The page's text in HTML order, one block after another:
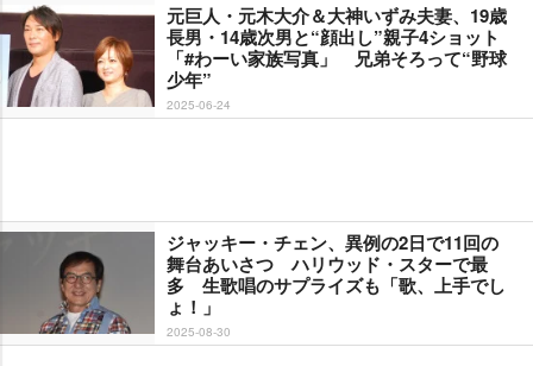
元巨人・元木大介＆大神いずみ夫妻、19歳
長男・14歳次男と“顔出し”親子4ショット
「#わーい家族写真」 兄弟そろって“野球
少年”
2025-06-24
ジャッキー・チェン、異例の2日で11回の
舞台あいさつ ハリウッド・スターで最
多 生歌唱のサプライズも「歌、上手でし
ょ！」
2025-08-30